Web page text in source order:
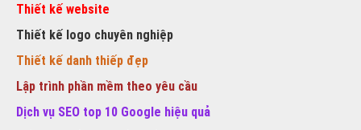
Thiết kế website
Thiết kế logo chuyên nghiệp
Thiết kế danh thiếp đẹp
Lập trình phần mềm theo yêu cầu
Dịch vụ SEO top 10 Google hiệu quả